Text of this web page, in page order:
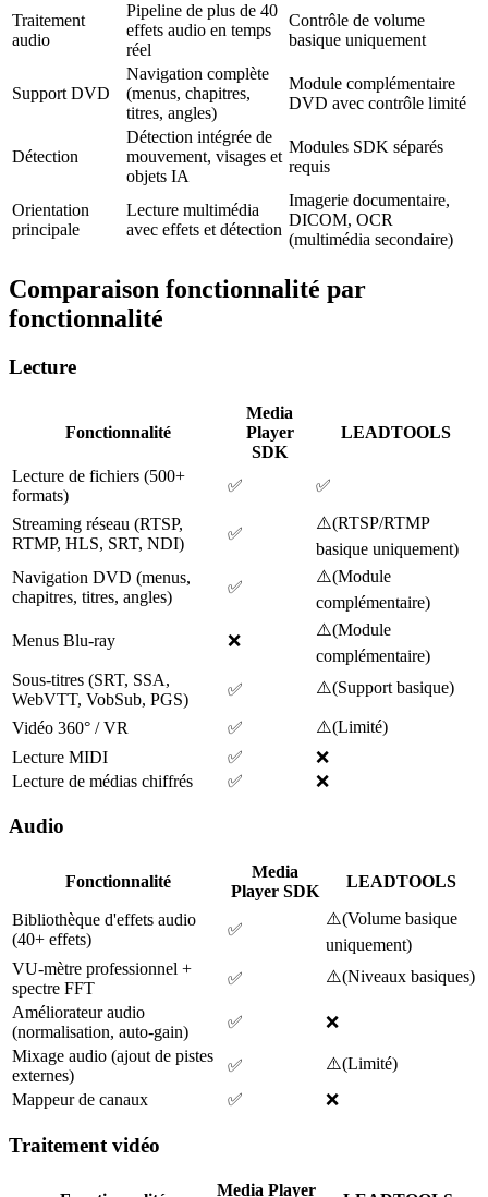
Traitement
audio
Pipeline de plus de 40
effets audio en temps
réel
Contrôle de volume
basique uniquement
Support DVD
Navigation complète
(menus, chapitres,
titres, angles)
Module complémentaire
DVD avec contrôle limité
Détection
Détection intégrée de
mouvement, visages et
objets IA
Modules SDK séparés
requis
Orientation
principale
Lecture multimédia
avec effets et détection
Imagerie documentaire,
DICOM, OCR
(multimédia secondaire)
Comparaison fonctionnalité par
fonctionnalité
Lecture
Fonctionnalité
Media
Player
SDK
LEADTOOLS
Lecture de fichiers (500+
formats)
✅ ✅
Streaming réseau (RTSP,
RTMP, HLS, SRT, NDI)
✅
⚠️(RTSP/RTMP
basique uniquement)
Navigation DVD (menus,
chapitres, titres, angles)
✅
⚠️(Module
complémentaire)
Menus Blu-ray ❌
⚠️(Module
complémentaire)
Sous-titres (SRT, SSA,
WebVTT, VobSub, PGS)
✅ ⚠️(Support basique)
Vidéo 360° / VR ✅ ⚠️(Limité)
Lecture MIDI
✅
❌
Lecture de médias chiffrés
✅ ❌
Audio
Fonctionnalité
Media
Player SDK
LEADTOOLS
Bibliothèque d'effets audio
(40+ effets)
✅
⚠️(Volume basique
uniquement)
VU-mètre professionnel +
spectre FFT
✅ ⚠️(Niveaux basiques)
Améliorateur audio
(normalisation, auto-gain)
✅
❌
Mixage audio (ajout de pistes
externes)
✅ ⚠️(Limité)
Mappeur de canaux
✅ ❌
Traitement vidéo
Media Player